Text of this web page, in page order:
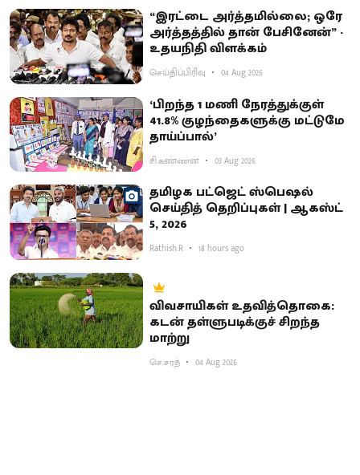
“இரட்டை அர்த்தமில்லை; ஒரே
அர்த்தத்தில் தான் பேசினேன்” -
உதயநிதி விளக்கம்
செய்திப்பிரிவு 04 Aug 2026
‘பிறந்த 1 மணி நேரத்துக்குள்
41.8% குழந்தைகளுக்கு மட்டுமே
தாய்ப்பால்’
சி.கண்ணன் 03 Aug 2026
தமிழக பட்ஜெட் ஸ்பெஷல்
செய்தித் தெறிப்புகள் | ஆகஸ்ட்
5, 2026
Rathish.R 18 hours ago
விவசாயிகள் உதவித்தொகை:
கடன் தள்ளுபடிக்குச் சிறந்த
மாற்று
செ.சரத் 04 Aug 2026